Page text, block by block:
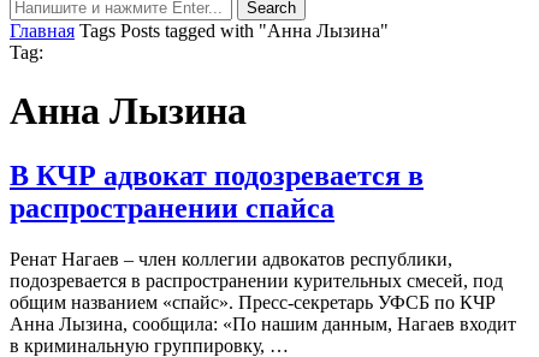
Главная Tags Posts tagged with "Анна Лызина"
Tag:
Анна Лызина
В КЧР адвокат подозревается в
распространении спайса
Ренат Нагаев – член коллегии адвокатов республики,
подозревается в распространении курительных смесей, под
общим названием «спайс». Пресс-секретарь УФСБ по КЧР
Анна Лызина, сообщила: «По нашим данным, Нагаев входит
в криминальную группировку, …